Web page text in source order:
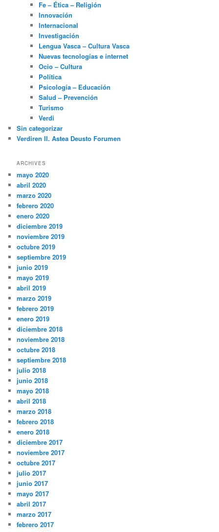
Fe – Ética – Religión
Innovación
Internacional
Investigación
Lengua Vasca – Cultura Vasca
Nuevas tecnologías e internet
Ocio – Cultura
Política
Psicología – Educación
Salud – Prevención
Turismo
Verdi
Sin categorizar
Verdiren II. Astea Deusto Forumen
ARCHIVES
mayo 2020
abril 2020
marzo 2020
febrero 2020
enero 2020
diciembre 2019
noviembre 2019
octubre 2019
septiembre 2019
junio 2019
mayo 2019
abril 2019
marzo 2019
febrero 2019
enero 2019
diciembre 2018
noviembre 2018
octubre 2018
septiembre 2018
julio 2018
junio 2018
mayo 2018
abril 2018
marzo 2018
febrero 2018
enero 2018
diciembre 2017
noviembre 2017
octubre 2017
julio 2017
junio 2017
mayo 2017
abril 2017
marzo 2017
febrero 2017